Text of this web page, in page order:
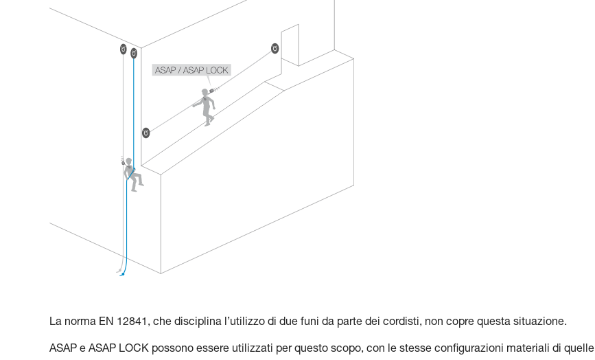
La norma EN 12841, che disciplina l’utilizzo di due funi da parte dei cordisti, non copre questa situazione.
ASAP e ASAP LOCK possono essere utilizzati per questo scopo, con le stesse configurazioni materiali di quelle